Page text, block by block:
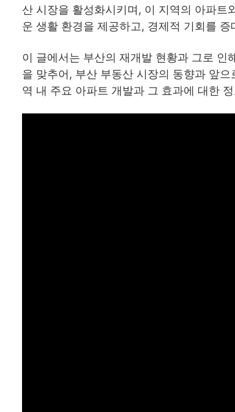
산 시장을 활성화시키며, 이 지역의 아파트
운 생활 환경을 제공하고, 경제적 기회를
이 글에서는 부산의 재개발 현황과 그로 인
을 맞추어, 부산 부동산 시장의 동향과 앞
역 내 주요 아파트 개발과 그 효과에 대한